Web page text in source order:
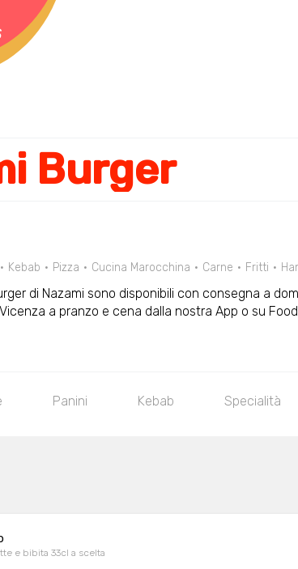
Burger
Kebab Pizza Cucina Marocchina Carne Fritti
di Nazami sono disponibili con consegna a
a pranzo e cena dalla nostra App o su
Panini Kebab Specialità
e bibita 33cl a scelta